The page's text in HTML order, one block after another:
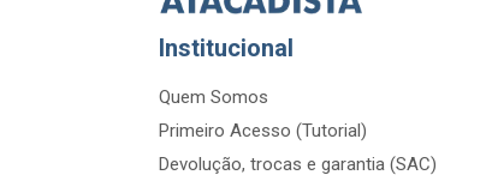
Institucional
Quem Somos
Primeiro Acesso (Tutorial)
Devolução, trocas e garantia (SAC)